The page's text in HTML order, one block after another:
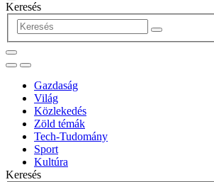
Keresés
Gazdaság
Világ
Közlekedés
Zöld témák
Tech-Tudomány
Sport
Kultúra
Keresés